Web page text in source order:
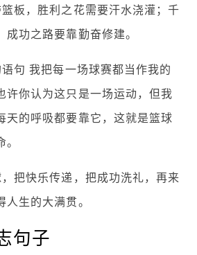
板，胜利之花需要汗水浇灌；千
成功之路要靠勤奋修建。
句 我把每一场球赛都当作我的
许你认为这只是一场运动，但我
天的呼吸都要靠它，这就是篮球
把快乐传递，把成功洗礼，再来
生的大满贯。
句子